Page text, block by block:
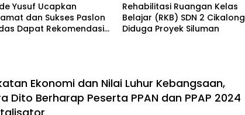
Yusuf Ucapkan
dan Sukses Paslon
Dapat Rekomendasi
Rehabilitasi Ruangan Kelas
Belajar (RKB) SDN 2 Cikalong
Diduga Proyek Siluman
Ekonomi dan Nilai Luhur Kebangsaan,
Dito Berharap Peserta PPAN dan PPAP 2024